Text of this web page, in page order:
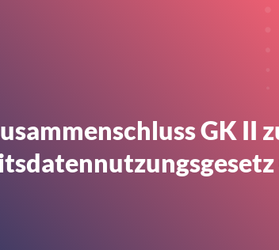
GK II